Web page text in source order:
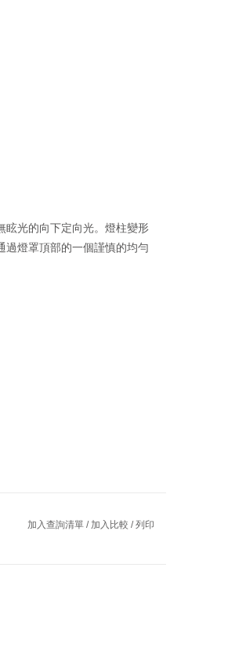
眩光的向下定向光。燈柱變形
過燈罩頂部的一個謹慎的均勻
加入查詢清單 / 加入比較 /列印